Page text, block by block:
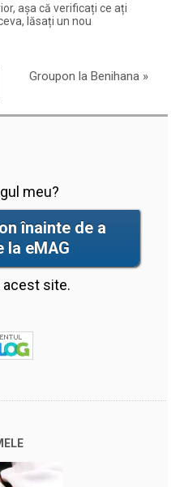
așa că verificați ce ați
lăsați un nou
Groupon la Benihana »
meu?
înainte de a
la eMAG
site.